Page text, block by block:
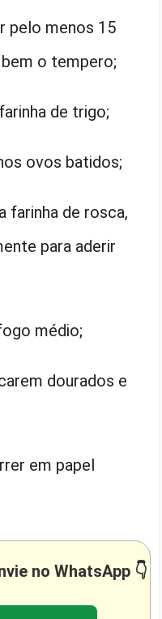
pelo menos 15
o tempero;
de trigo;
ovos batidos;
farinha de rosca,
para aderir
médio;
dourados e
em papel
no WhatsApp 👇